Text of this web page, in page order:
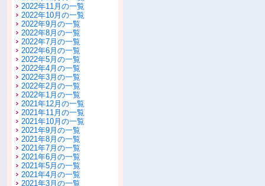
2022年11月の一覧
2022年10月の一覧
2022年9月の一覧
2022年8月の一覧
2022年7月の一覧
2022年6月の一覧
2022年5月の一覧
2022年4月の一覧
2022年3月の一覧
2022年2月の一覧
2022年1月の一覧
2021年12月の一覧
2021年11月の一覧
2021年10月の一覧
2021年9月の一覧
2021年8月の一覧
2021年7月の一覧
2021年6月の一覧
2021年5月の一覧
2021年4月の一覧
2021年3月の一覧